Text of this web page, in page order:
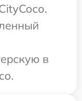
в